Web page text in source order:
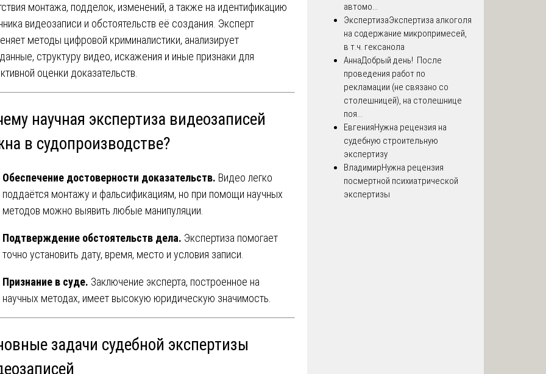
монтажа, подделок, изменений, а также на идентификацию
видеозаписи и обстоятельств её создания. Эксперт
методы цифровой криминалистики, анализирует
структуру видео, искажения и иные признаки для
оценки доказательств.
научная экспертиза видеозаписей
в судопроизводстве?
Обеспечение достоверности доказательств. Видео легко
поддаётся монтажу и фальсификациям, но при помощи научных
методов можно выявить любые манипуляции.
Подтверждение обстоятельств дела. Экспертиза помогает
точно установить дату, время, место и условия записи.
Признание в суде. Заключение эксперта, построенное на
научных методах, имеет высокую юридическую значимость.
задачи судебной экспертизы
автомо...
ЭкспертизаЭкспертиза алкоголя
на содержание микропримесей,
в т.ч. гексанола
АннаДобрый день! После
проведения работ по
рекламации (не связано со
столешницей), на столешнице
поя...
ЕвгенияНужна рецензия на
судебную строительную
экспертизу
ВладимирНужна рецензия
посмертной психиатрической
экспертизы